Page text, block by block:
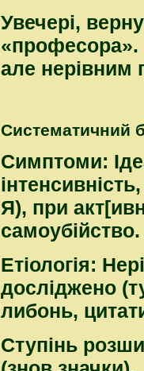
Увечері,
але нерівним
Систематичний
Симптоми:
Я), при
Етіологія:
досліджено
либонь,
Ступінь